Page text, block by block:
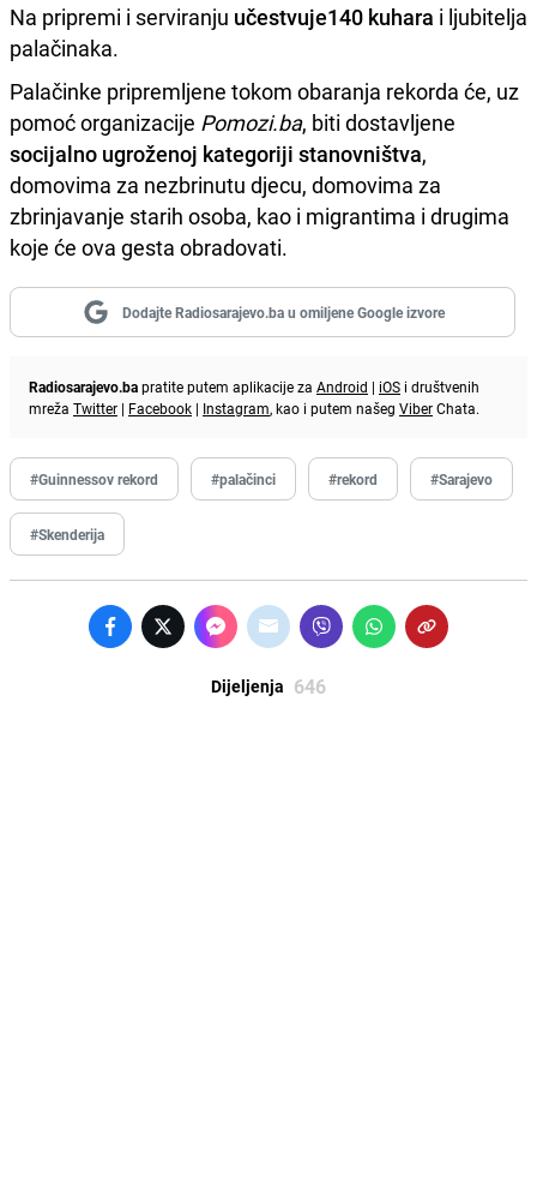
Na pripremi i serviranju učestvuje140 kuhara i ljubitelja
palačinaka.
Palačinke pripremljene tokom obaranja rekorda će, uz
pomoć organizacije Pomozi.ba, biti dostavljene
socijalno ugroženoj kategoriji stanovništva,
domovima za nezbrinutu djecu, domovima za
zbrinjavanje starih osoba, kao i migrantima i drugima
koje će ova gesta obradovati.
Dodajte Radiosarajevo.ba u omiljene Google izvore
Radiosarajevo.bapratite putem aplikacije za Android | iOS i društvenih
mreža Twitter | Facebook | Instagram, kao i putem našeg ViberChata.
#Guinnessov rekord #palačinci #rekord #Sarajevo
#Skenderija
Dijeljenja 646